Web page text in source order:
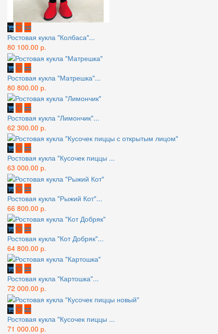
Ростовая кукла "Колбаса"...
80 100.00 р.
Ростовая кукла "Матрешка"...
80 800.00 р.
Ростовая кукла "Лимончик"...
62 300.00 р.
Ростовая кукла "Кусочек пиццы ...
63 000.00 р.
Ростовая кукла "Рыжий Кот"...
66 800.00 р.
Ростовая кукла "Кот Добряк"...
64 800.00 р.
Ростовая кукла "Картошка"...
72 000.00 р.
Ростовая кукла "Кусочек пиццы ...
71 000.00 р.